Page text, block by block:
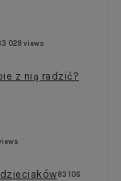
028 views
z nią radzić?
83 106